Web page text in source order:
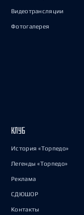
Видеотрансляции
Фотогалерея
КЛУБ
История «Торпедо»
Легенды «Торпедо»
Реклама
СДЮШОР
Контакты